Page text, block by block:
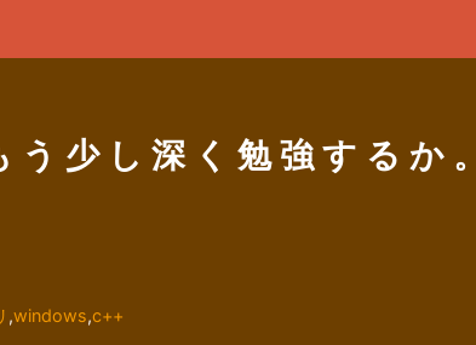
少し深く勉強するか。
,windows,c++